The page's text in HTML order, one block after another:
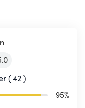
( 42 )
95%